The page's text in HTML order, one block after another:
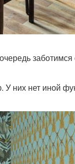
них нет иной